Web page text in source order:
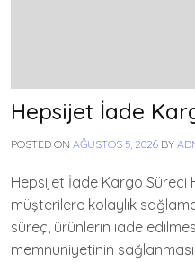
Hepsijet İade
POSTED ON AĞUSTOS 5, 2026 BY
Hepsijet İade Kargo Süreci
müşterilere kolaylık
süreç, ürünlerin iade
memnuniyetinin sağlanması